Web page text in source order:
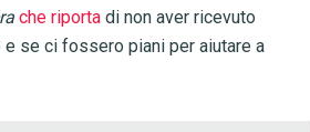
che riporta di non aver ricevuto
se ci fossero piani per aiutare a